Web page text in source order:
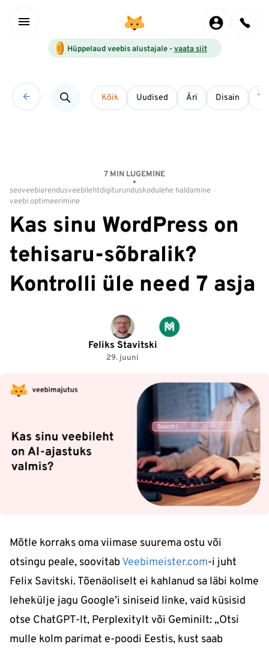
Hüppelaud veebis alustajale -vaata siit
Kõik Uudised Äri Disain
7 MIN LUGEMINE
seoveebiarendusveebilehtdigiturunduskodulehe haldamine
veebi optimeerimine
Kas sinu WordPress on
tehisaru-sõbralik?
Kontrolli üle need 7 asja
Feliks Stavitski
29. juuni
Mõtle korraks oma viimase suurema ostu või
otsingu peale, soovitabVeebimeister.com-i juht
Felix Savitski. Tõenäoliselt ei kahlanud sa läbi kolme
lehekülje jagu Google’i siniseid linke, vaid küsisid
otse ChatGPT-lt, Perplexitylt või Geminilt: „Otsi
mulle kolm parimat e-poodi Eestis, kust saab